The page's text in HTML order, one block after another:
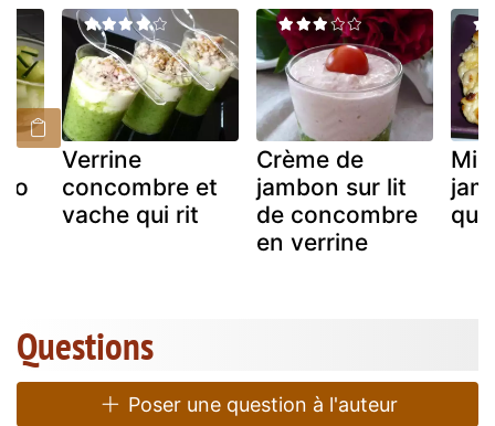
Verrine
concombre et
vache qui rit
Crème de
jambon sur lit
de concombre
en verrine
qui
Questions
Poser une question à l'auteur